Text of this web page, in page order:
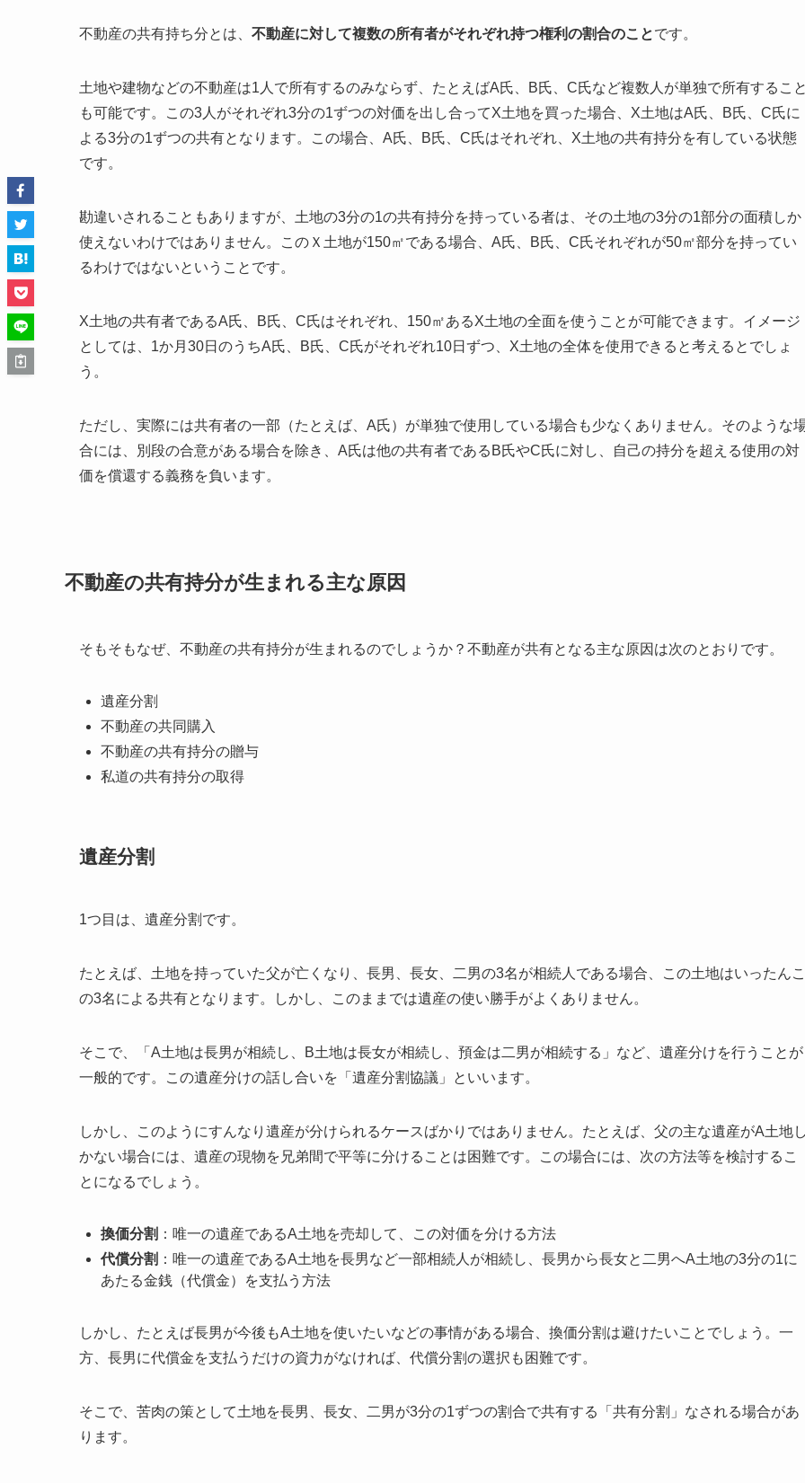
不動産の共有持ち分とは、 不動産に対して複数の所有者がそれぞれ持つ権利の割合のことです。
土地や建物などの不動産は1人で所有するのみならず、たとえばA氏、B氏、C氏など複数人が単独で所有するこ
も可能です。この3人がそれぞれ3分の1ずつの対価を出し合ってX土地を買った場合、X土地はA氏、B氏、C氏に
よる3分の1ずつの共有となります。この場合、A氏、B氏、C氏はそれぞれ、X土地の共有持分を有している状態
です。
勘違いされることもありますが、土地の3分の1の共有持分を持っている者は、その土地の3分の1部分の面積しか
使えないわけではありません。このＸ土地が150㎡である場合、A氏、B氏、C氏それぞれが50㎡部分を持ってい
るわけではないということです。
X土地の共有者であるA氏、B氏、C氏はそれぞれ、150㎡あるX土地の全面を使うことが可能できます。イメージ
としては、1か月30日のうちA氏、B氏、C氏がそれぞれ10日ずつ、X土地の全体を使用できると考えるとでしょ
う。
ただし、実際には共有者の一部（たとえば、A氏）が単独で使用している場合も少なくありません。そのような
合には、別段の合意がある場合を除き、A氏は他の共有者であるB氏やC氏に対し、自己の持分を超える使用の対
価を償還する義務を負います。
不動産の共有持分が生まれる主な原因
そもそもなぜ、不動産の共有持分が生まれるのでしょうか？不動産が共有となる主な原因は次のとおりです。
遺産分割
不動産の共同購入
不動産の共有持分の贈与
私道の共有持分の取得
遺産分割
1つ目は、遺産分割です。
たとえば、土地を持っていた父が亡くなり、長男、長女、二男の3名が相続人である場合、この土地はいったんこ
の3名による共有となります。しかし、このままでは遺産の使い勝手がよくありません。
そこで、「A土地は長男が相続し、B土地は長女が相続し、預金は二男が相続する」など、遺産分けを行うことが
一般的です。この遺産分けの話し合いを「遺産分割協議」といいます。
しかし、このようにすんなり遺産が分けられるケースばかりではありません。たとえば、父の主な遺産がA土地
かない場合には、遺産の現物を兄弟間で平等に分けることは困難です。この場合には、次の方法等を検討するこ
とになるでしょう。
換価分割 ：唯一の遺産であるA土地を売却して、この対価を分ける方法
代償分割 ：唯一の遺産であるA土地を長男など一部相続人が相続し、長男から長女と二男へA土地の3分の1に
あたる金銭（代償金）を支払う方法
しかし、たとえば長男が今後もA土地を使いたいなどの事情がある場合、換価分割は避けたいことでしょう。一
方、長男に代償金を支払うだけの資力がなければ、代償分割の選択も困難です。
そこで、苦肉の策として土地を長男、長女、二男が3分の1ずつの割合で共有する「共有分割」なされる場合があ
ります。